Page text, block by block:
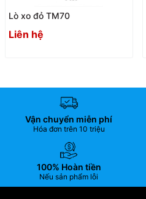
Lò xo đỏ TM70
Liên hệ
Vận chuyển miễn phí
Hóa đơn trên 10 triệu
100% Hoàn tiền
Nếu sản phẩm lỗi